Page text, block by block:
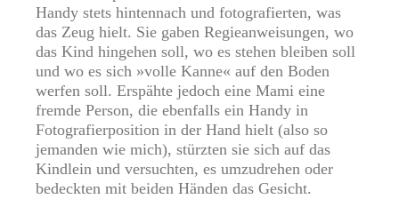
Handy stets hintennach und fotografierten, was
das Zeug hielt. Sie gaben Regieanweisungen, wo
das Kind hingehen soll, wo es stehen bleiben soll
und wo es sich »volle Kanne« auf den Boden
werfen soll. Erspähte jedoch eine Mami eine
fremde Person, die ebenfalls ein Handy in
Fotografierposition in der Hand hielt (also so
jemanden wie mich), stürzten sie sich auf das
Kindlein und versuchten, es umzudrehen oder
bedeckten mit beiden Händen das Gesicht.